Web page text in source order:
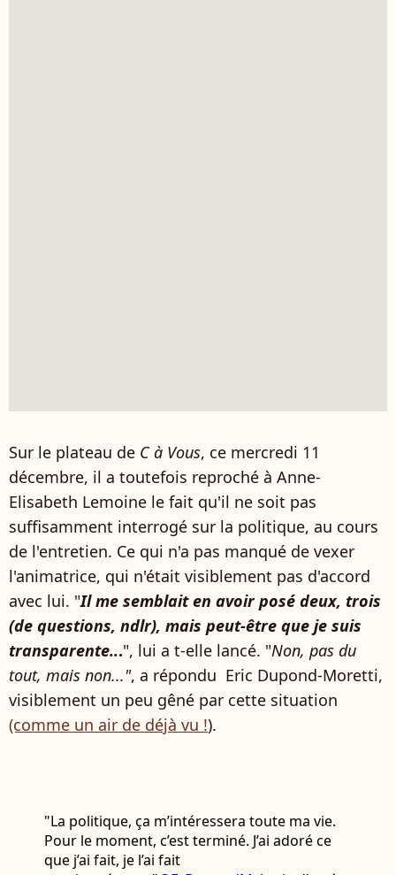
Sur le plateau de C à Vous, ce mercredi 11
décembre, il a toutefois reproché à Anne-
Elisabeth Lemoine le fait qu'il ne soit pas
suffisamment interrogé sur la politique, au cours
de l'entretien. Ce qui n'a pas manqué de vexer
l'animatrice, qui n'était visiblement pas d'accord
avec lui. "Il me semblait en avoir posé deux, trois
(de questions, ndlr), mais peut-être que je suis
transparente...", lui a t-elle lancé. "Non, pas du
tout, mais non...", a répondu Eric Dupond-Moretti,
visiblement un peu gêné par cette situation
(comme un air de déjà vu !).
"La politique, ça m’intéressera toute ma vie.
Pour le moment, c’est terminé. J’ai adoré ce
que j’ai fait, je l’ai fait